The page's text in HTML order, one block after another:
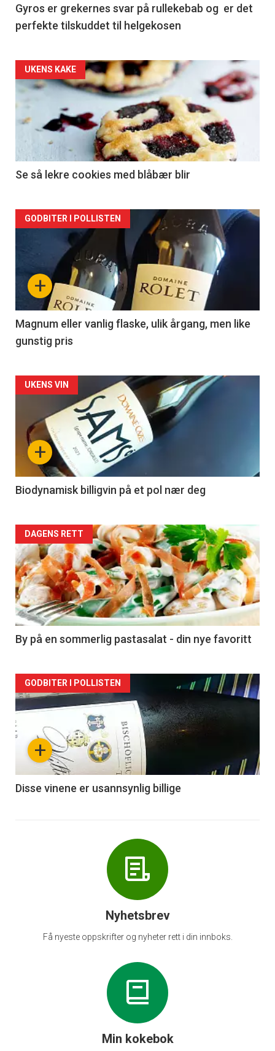
Gyros er grekernes svar på rullekebab og er det
perfekte tilskuddet til helgekosen
Forsiden
akkurat
nå
2
UKENS KAKE
Se så lekre cookies med blåbær blir
Forsiden
akkurat
nå
3
+
GODBITER I POLLISTEN
Magnum eller vanlig flaske, ulik årgang, men like
gunstig pris
Forsiden
akkurat
nå
4
+
UKENS VIN
Biodynamisk billigvin på et pol nær deg
Forsiden
akkurat
nå
-
5
DAGENS RETT
By på en sommerlig pastasalat - din nye favoritt
Forsiden
akkurat
nå
6
+
GODBITER I POLLISTEN
Disse vinene er usannsynlig billige
Nyhetsbrev
Få nyeste oppskrifter og nyheter rett i din innboks.
Min kokebok